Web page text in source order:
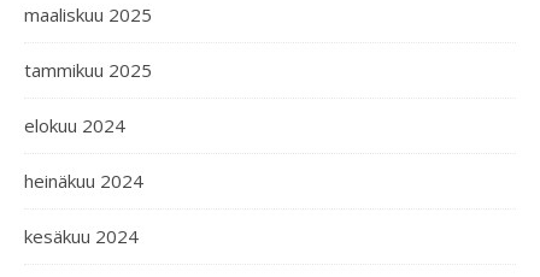
maaliskuu 2025
tammikuu 2025
elokuu 2024
heinäkuu 2024
kesäkuu 2024